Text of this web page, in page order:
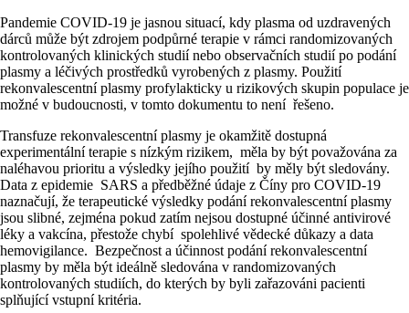
Pandemie COVID-19 je jasnou situací, kdy plasma od uzdravených
dárců může být zdrojem podpůrné terapie v rámci randomizovaných
kontrolovaných klinických studií nebo observačních studií po podání
plasmy a léčivých prostředků vyrobených z plasmy. Použití
rekonvalescentní plasmy profylakticky u rizikových skupin populace je
možné v budoucnosti, v tomto dokumentu to není řešeno.
Transfuze rekonvalescentní plasmy je okamžitě dostupná
experimentální terapie s nízkým rizikem, měla by být považována za
naléhavou prioritu a výsledky jejího použití by měly být sledovány.
Data z epidemie SARS a předběžné údaje z Číny pro COVID-19
naznačují, že terapeutické výsledky podání rekonvalescentní plasmy
jsou slibné, zejména pokud zatím nejsou dostupné účinné antivirové
léky a vakcína, přestože chybí spolehlivé vědecké důkazy a data
hemovigilance. Bezpečnost a účinnost podání rekonvalescentní
plasmy by měla být ideálně sledována v randomizovaných
kontrolovaných studiích, do kterých by byli zařazováni pacienti
splňující vstupní kritéria.